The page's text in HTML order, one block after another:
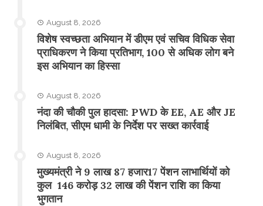
August 8, 2026
विशेष स्वच्छता अभियान में डीएम एवं सचिव विधिक सेवा
प्राधिकरण ने किया प्रतिभाग, 100 से अधिक लोग बने
इस अभियान का हिस्सा
August 8, 2026
नंदा की चौकी पुल हादसा: PWD के EE, AE और JE
निलंबित, सीएम धामी के निर्देश पर सख्त कार्रवाई
August 8, 2026
मुख्यमंत्री ने 9 लाख 87 हजार17 पेंशन लाभार्थियों को
कुल 146 करोड़ 32 लाख की पेंशन राशि का किया
भुगतान